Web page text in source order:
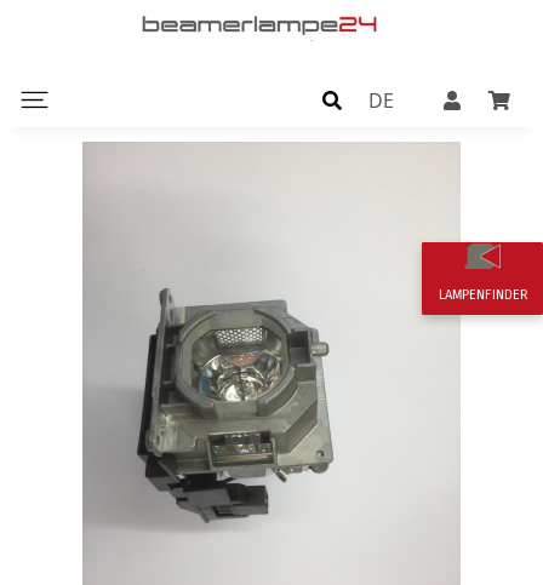
DE
LAMPENFINDER